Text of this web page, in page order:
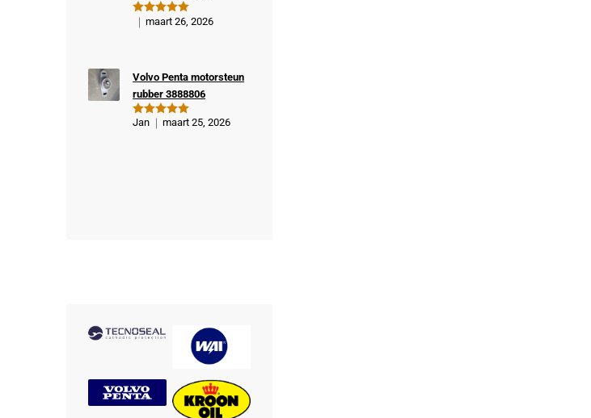
Gewaardeer
maart 26, 2026
Gewaardeer
Volvo Penta motorsteun
rubber 3888806
Jan maart 25, 2026